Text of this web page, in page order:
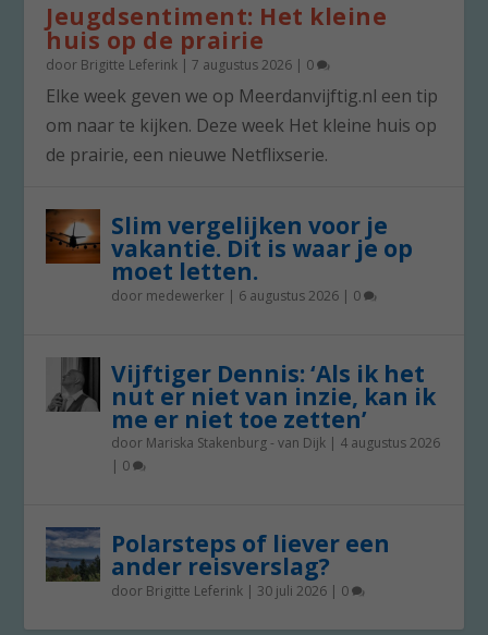
Jeugdsentiment: Het kleine
huis op de prairie
door Brigitte Leferink |7 augustus 2026 | 0
Elke week geven we op Meerdanvijftig.nl een tip
om naar te kijken. Deze week Het kleine huis op
de prairie, een nieuwe Netflixserie.
Slim vergelijken voor je
vakantie. Dit is waar je op
moet letten.
door medewerker | 6 augustus 2026 | 0
Vijftiger Dennis: ‘Als ik het
nut er niet van inzie, kan ik
me er niet toe zetten’
door Mariska Stakenburg - van Dijk | 4 augustus 2026
| 0
Polarsteps of liever een
ander reisverslag?
door Brigitte Leferink | 30 juli 2026 | 0